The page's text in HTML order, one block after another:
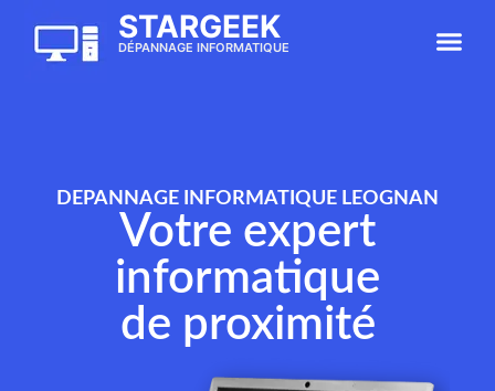
STARGEEK
DÉPANNAGE INFORMATIQUE
DEPANNAGE INFORMATIQUE LEOGNAN
Votre expert
informatique
de proximité